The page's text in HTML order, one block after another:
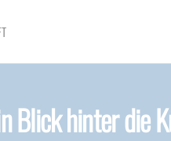
Blick hinter die